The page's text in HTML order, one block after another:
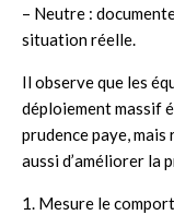
– Neutre :
situation réelle.
Il observe que les
déploiement massif
prudence paye,
aussi d’améliorer la
1. Mesure le